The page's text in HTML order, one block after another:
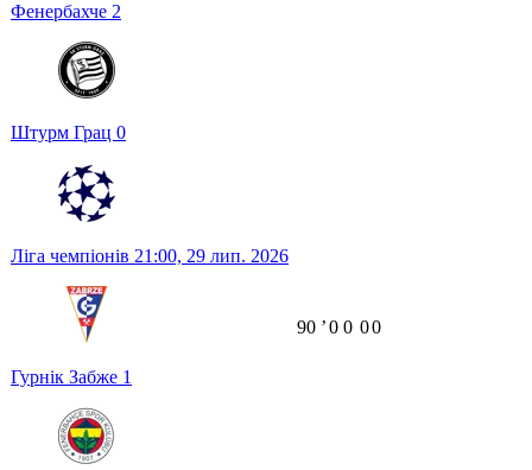
Фенербахче 2
Штурм Грац 0
Ліга чемпіонів 21:00, 29 лип. 2026
Гурнік Забже 1
90 ʼ0 0 00